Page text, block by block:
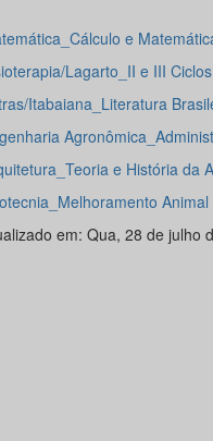
e
Lagarto_II e III
Itabaiana_Literatura
e História da
em: Qua, 28 de julho